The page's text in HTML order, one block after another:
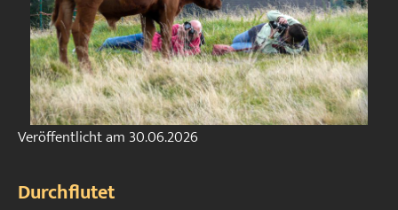
Veröffentlicht am30.06.2026
Durchflutet